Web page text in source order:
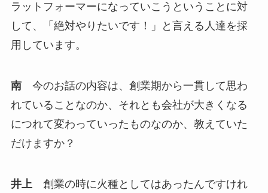
ラットフォーマーになっていこうということに対
して、「絶対やりたいです！」と言える人達を採
用しています。
南今のお話の内容は、創業期から一貫して思わ
れていることなのか、それとも会社が大きくなる
につれて変わっていったものなのか、教えていた
だけますか？
井上 創業の時に火種としてはあったんですけれ